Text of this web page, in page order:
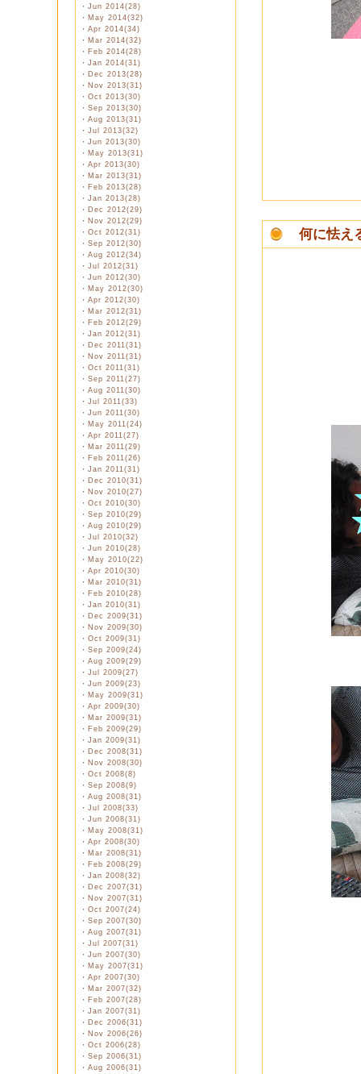
・ Jun 2014(28)
・ May 2014(32)
・ Apr 2014(34)
・ Mar 2014(32)
・ Feb 2014(28)
・ Jan 2014(31)
・ Dec 2013(28)
・ Nov 2013(31)
・ Oct 2013(30)
・ Sep 2013(30)
・ Aug 2013(31)
・ Jul 2013(32)
・ Jun 2013(30)
・ May 2013(31)
・ Apr 2013(30)
・ Mar 2013(31)
・ Feb 2013(28)
・ Jan 2013(28)
・ Dec 2012(29)
・ Nov 2012(29)
・ Oct 2012(31)
・ Sep 2012(30)
・ Aug 2012(34)
・ Jul 2012(31)
・ Jun 2012(30)
・ May 2012(30)
・ Apr 2012(30)
・ Mar 2012(31)
・ Feb 2012(29)
・ Jan 2012(31)
・ Dec 2011(31)
・ Nov 2011(31)
・ Oct 2011(31)
・ Sep 2011(27)
・ Aug 2011(30)
・ Jul 2011(33)
・ Jun 2011(30)
・ May 2011(24)
・ Apr 2011(27)
・ Mar 2011(29)
・ Feb 2011(26)
・ Jan 2011(31)
・ Dec 2010(31)
・ Nov 2010(27)
・ Oct 2010(30)
・ Sep 2010(29)
・ Aug 2010(29)
・ Jul 2010(32)
・ Jun 2010(28)
・ May 2010(22)
・ Apr 2010(30)
・ Mar 2010(31)
・ Feb 2010(28)
・ Jan 2010(31)
・ Dec 2009(31)
・ Nov 2009(30)
・ Oct 2009(31)
・ Sep 2009(24)
・ Aug 2009(29)
・ Jul 2009(27)
・ Jun 2009(23)
・ May 2009(31)
・ Apr 2009(30)
・ Mar 2009(31)
・ Feb 2009(29)
・ Jan 2009(31)
・ Dec 2008(31)
・ Nov 2008(30)
・ Oct 2008(8)
・ Sep 2008(9)
・ Aug 2008(31)
・ Jul 2008(33)
・ Jun 2008(31)
・ May 2008(31)
・ Apr 2008(30)
・ Mar 2008(31)
・ Feb 2008(29)
・ Jan 2008(32)
・ Dec 2007(31)
・ Nov 2007(31)
・ Oct 2007(24)
・ Sep 2007(30)
・ Aug 2007(31)
・ Jul 2007(31)
・ Jun 2007(30)
・ May 2007(31)
・ Apr 2007(30)
・ Mar 2007(32)
・ Feb 2007(28)
・ Jan 2007(31)
・ Dec 2006(31)
・ Nov 2006(26)
・ Oct 2006(28)
・ Sep 2006(31)
・ Aug 2006(31)
何に怯え